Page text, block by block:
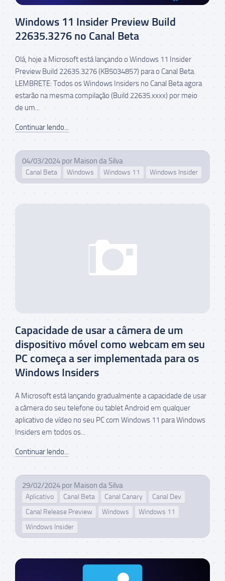
Windows 11 Insider Preview Build
22635.3276 no Canal Beta
Olá, hoje a Microsoft está lançando o Windows 11 Insider
Preview Build 22635.3276 (KB5034857) para o Canal Beta.
LEMBRETE: Todos os Windows Insiders no Canal Beta agora
estarão na mesma compilação (Build 22635.xxxx) por meio
de um...
Continuar lendo...
04/03/2024 por Maison da Silva
Canal Beta Windows Windows 11 Windows Insider
Capacidade de usar a câmera de um
dispositivo móvel como webcam em seu
PC começa a ser implementada para os
Windows Insiders
A Microsoft está lançando gradualmente a capacidade de usar
a câmera do seu telefone ou tablet Android em qualquer
aplicativo de vídeo no seu PC com Windows 11 para Windows
Insiders em todos os...
Continuar lendo...
29/02/2024 por Maison da Silva
Aplicativo Canal Beta Canal Canary
Canal Dev
Canal Release Preview
Windows
Windows 11
Windows Insider